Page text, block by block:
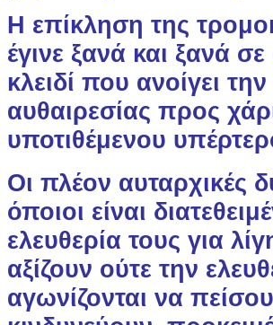
Η επίκληση της
έγινε ξανά και ξανά
κλειδί που ανοίγει
αυθαιρεσίας προς
υποτιθέμενου
Οι πλέον αυταρχικές
όποιοι είναι
ελευθερία τους για
αξίζουν ούτε την
αγωνίζονται να